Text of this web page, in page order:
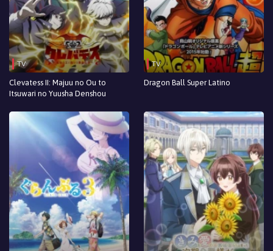
Episodio 6
Episodio 5
Episodio 4
Episodio 3
Episodio 1
TV
Clevatess II: Majuu no Ou to
Itsuwari no Yuusha Denshou
TV
Dragon Ball Super Latino